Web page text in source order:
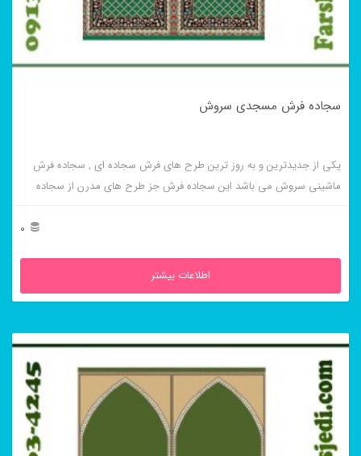
سجاده فرش مسجدی سروش
یکی از جدیدترین و به روز ترین طرح های فرش سجاده ای , سجاده فرش
ماشینی سروش می باشد این سجاده فرش جز طرح های مدرن از سجاده
0
اطلاعات بیشتر